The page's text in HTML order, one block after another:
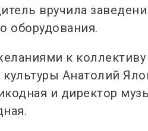
вручила
оборудования.
к коллективу
Анатолий
и директор